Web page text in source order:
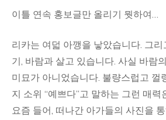
이틀 연속 홍보글만 올리기 뭣하여…
리카는 여덟 아깽을 낳았습니다. 그
기, 바람과 살고 있습니다. 사실 바람
미묘가 아니었습니다. 불량스럽고 껄
지 소위 “예쁘다”고 말하는 그런 매력
요즘 들어, 떠나간 아가들의 사진을